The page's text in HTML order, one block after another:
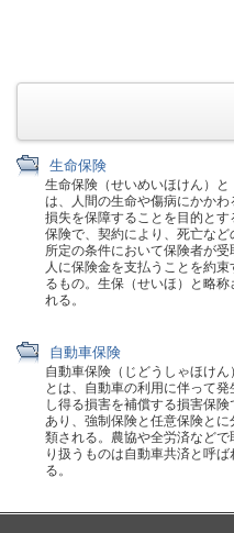
生命保険
生命保険（せいめいほけん）と
は、人間の生命や傷病にかかわ
損失を保障することを目的とす
保険で、契約により、死亡など
所定の条件において保険者が受
人に保険金を支払うことを約束
るもの。生保（せいほ）と略称
れる。
自動車保険
自動車保険（じどうしゃほけん）
とは、自動車の利用に伴って発
し得る損害を補償する損害保険
あり、強制保険と任意保険とに
類される。農協や全労済などで
り扱うものは自動車共済と呼ば
る。